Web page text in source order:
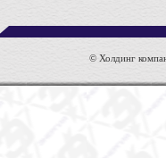
© Холдинг